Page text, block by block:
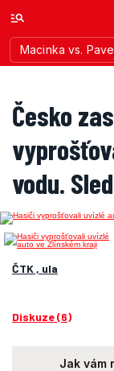
Macinka vs.
Česko
vodu.
ČTK , ula
Diskuze (6)
Jak vám